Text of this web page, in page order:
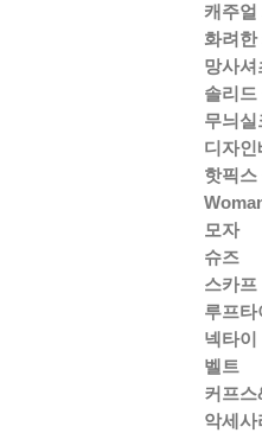
캐주얼
화려한
망사셔
솔리
무늬
디자
핫픽스
모자
슈즈
스카프
루프타
넥타이
벨트
커프스
악세사